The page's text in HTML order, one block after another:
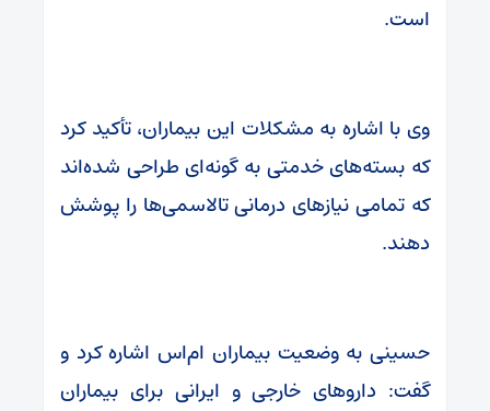
است.
وی با اشاره به مشکلات این بیماران، تأکید کرد
که بسته‌های خدمتی به گونه‌ای طراحی شده‌اند
که تمامی نیازهای درمانی تالاسمی‌ها را پوشش
دهند.
حسینی به وضعیت بیماران ام‌اس اشاره کرد و
گفت: داروهای خارجی و ایرانی برای بیماران